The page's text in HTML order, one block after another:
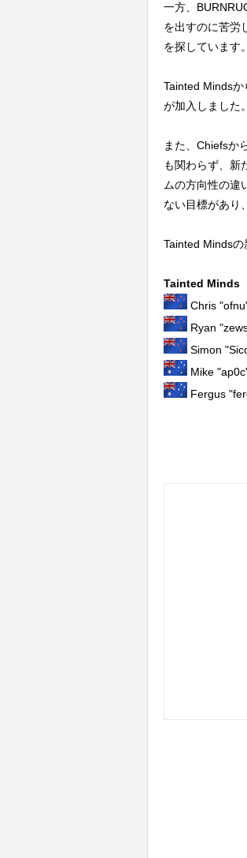
一方、
を出すのに苦労
を探しています。
Tainted Minds
が加入しました
また、Chiefsか
も関わらず、新
ムの方向性の違
ない目標があり
Tainted Mindsの
Tainted Minds
Chris
Ryan
Simon
Mike
Fergus